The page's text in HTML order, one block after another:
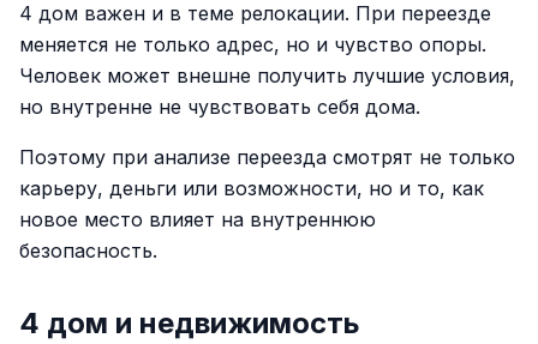
4 дом важен и в теме релокации. При переезде
меняется не только адрес, но и чувство опоры.
Человек может внешне получить лучшие условия,
но внутренне не чувствовать себя дома.
Поэтому при анализе переезда смотрят не только
карьеру, деньги или возможности, но и то, как
новое место влияет на внутреннюю
безопасность.
4 дом и недвижимость